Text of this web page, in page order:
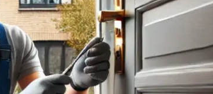
Solution
Rapide
et
Efficace